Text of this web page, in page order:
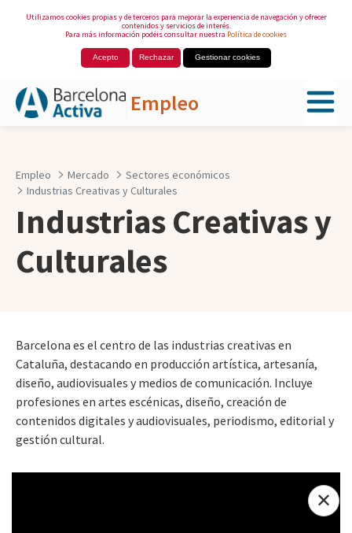
Utilizamos cookies propias y de terceros para mejorar la experiencia de navegación y ofrecer
contenidos y servicios de interés.
Para más información podéis consultar nuestra Política de cookies
Acepto Rechazar Gestionar cookies
Empleo
Empleo Mercado
Sectores económicos
Industrias Creativas y Culturales
Industrias Creativas y
Culturales
Barcelona es el centro de las industrias creativas en
Cataluña, destacando en producción artística, artesanía,
diseño, audiovisuales y medios de comunicación. Incluye
profesiones en artes escénicas, diseño, creación de
contenidos digitales y audiovisuales, periodismo, editorial y
gestión cultural.
✕